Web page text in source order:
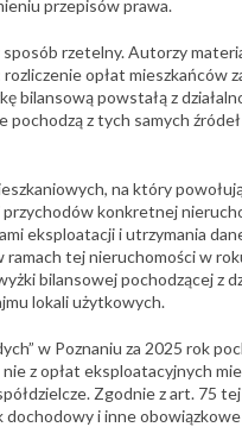
przepisów prawa.
rzetelny. Autorzy
opłat mieszkańców
bilansową powstałą z
pochodzą z tych samych
na który
konkretnej
eksploatacji i utrzymania
ramach tej nieruchomości w
bilansowej pochodzącej z
lokali użytkowych.
w Poznaniu za 2025 rok
z opłat eksploatacyjnych
Zgodnie z art. 75
i inne